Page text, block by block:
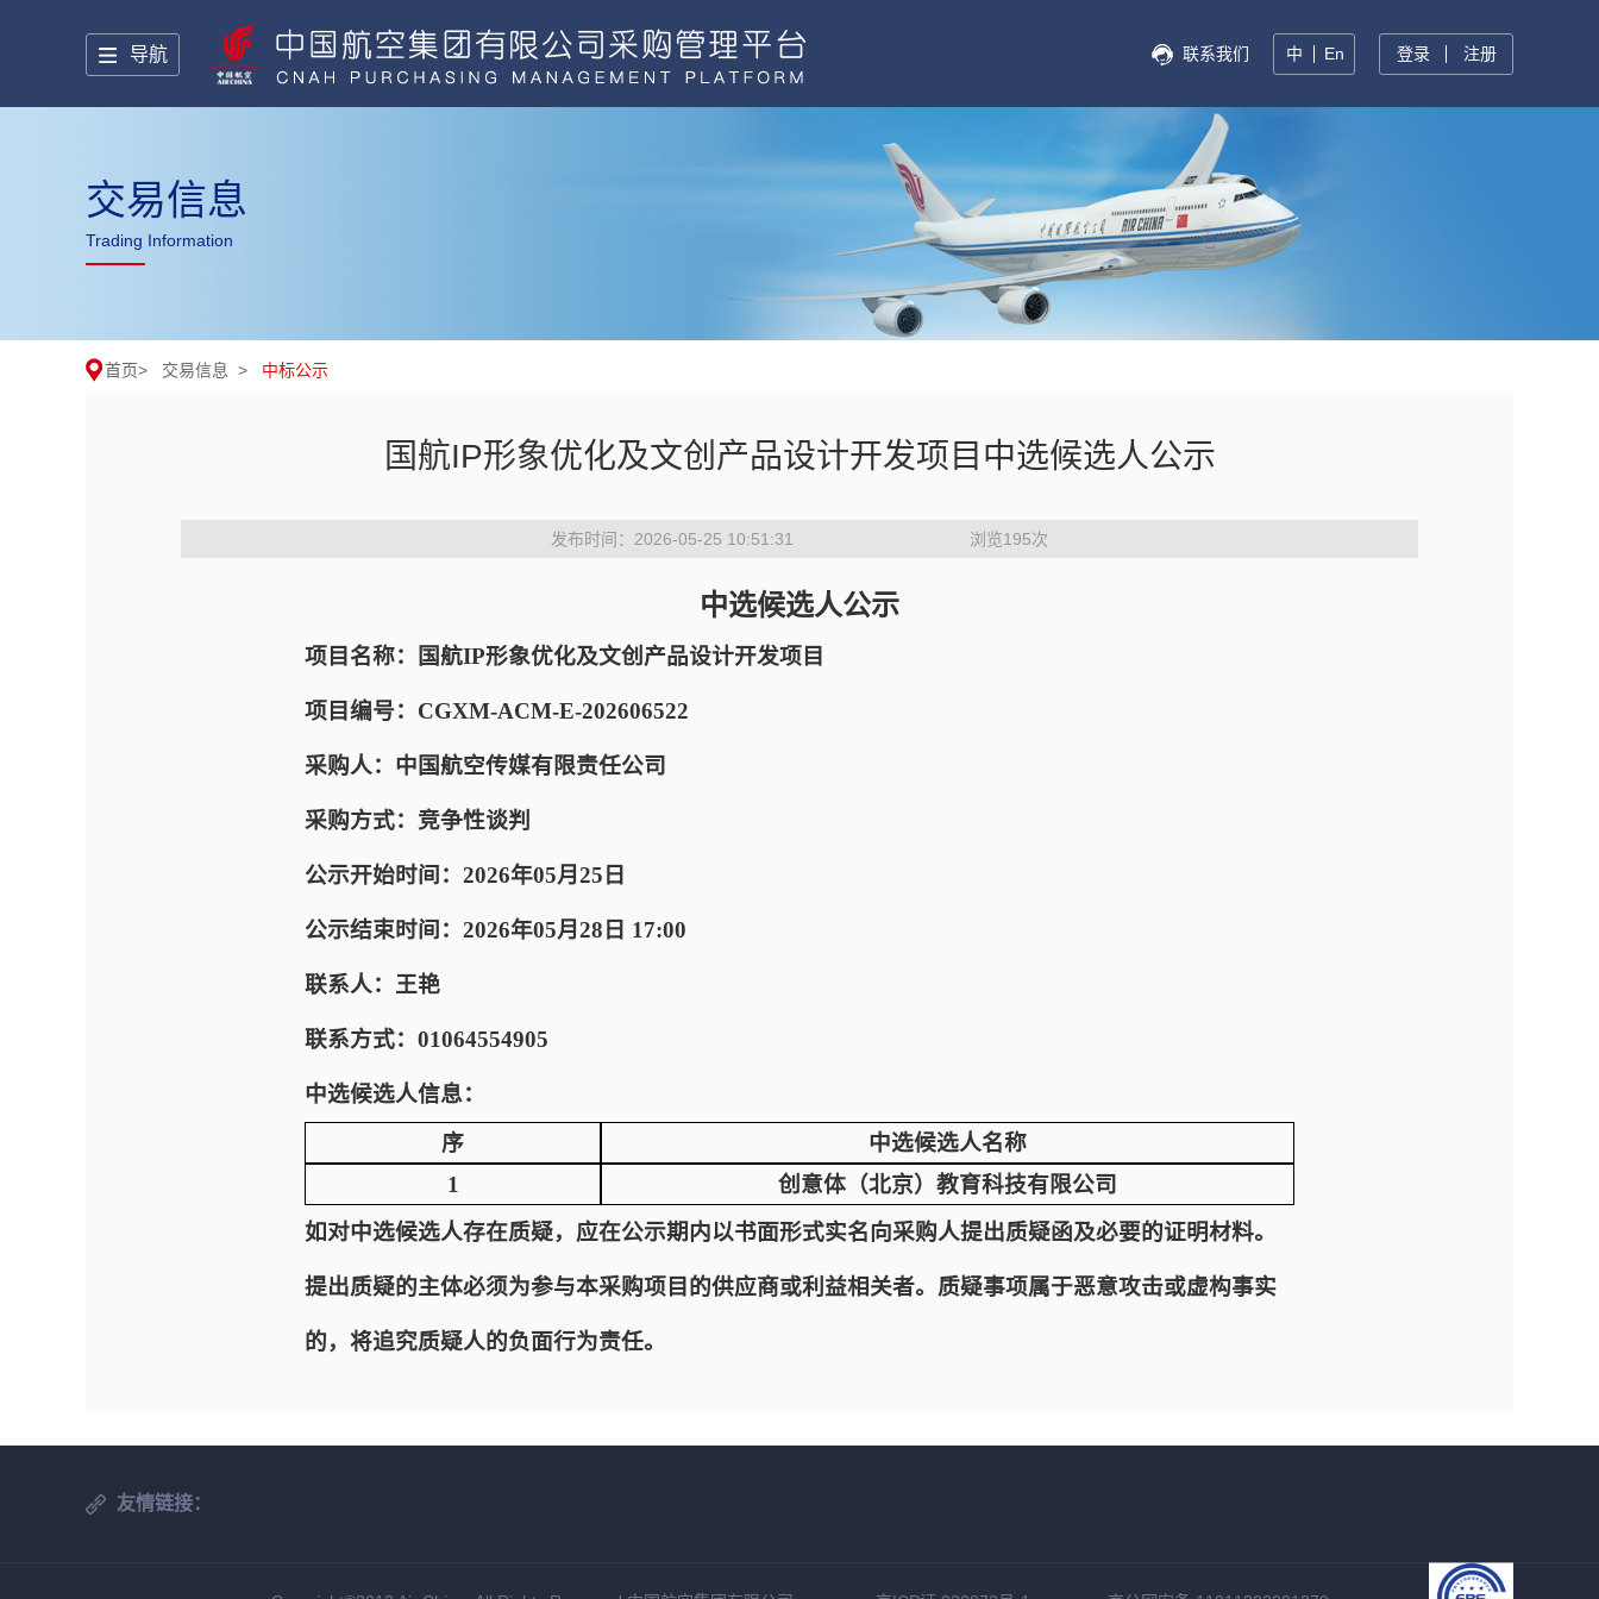
导航 联系我们 中 En 登录 注册
交易信息
Trading Information
首页> 交易信息 > 中标公示
国航IP形象优化及文创产品设计开发项目中选候选人公示
发布时间：2026-05-25 10:51:31 浏览195次
中选候选人公示
项目名称：国航IP形象优化及文创产品设计开发项目
项目编号：CGXM-ACM-E-202606522
采购人：中国航空传媒有限责任公司
采购方式：竞争性谈判
公示开始时间：2026年05月25日
公示结束时间：2026年05月28日 17:00
联系人：王艳
联系方式：01064554905
中选候选人信息：
序
中选候选人名称
1
创意体（北京）教育科技有限公司
如对中选候选人存在质疑，应在公示期内以书面形式实名向采购人提出质疑函及必要的证明材料。
提出质疑的主体必须为参与本采购项目的供应商或利益相关者。质疑事项属于恶意攻击或虚构事实
的，将追究质疑人的负面行为责任。
友情链接：